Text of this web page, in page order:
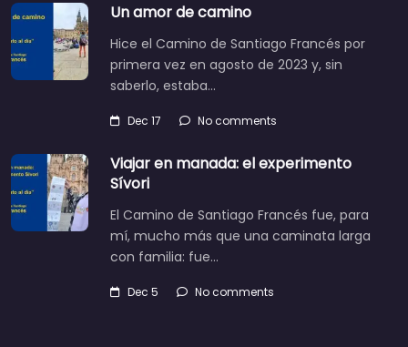
Un amor de camino
Hice el Camino de Santiago Francés por
primera vez en agosto de 2023 y, sin
saberlo, estaba…
Dec 17 No comments
Viajar en manada: el experimento
Sívori
El Camino de Santiago Francés fue, para
mí, mucho más que una caminata larga
con familia: fue…
Dec 5 No comments